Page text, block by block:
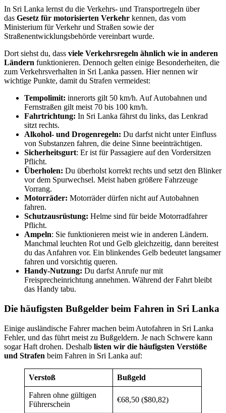
In Sri Lanka lernst du die Verkehrs- und Transportregeln über
das Gesetz für motorisierten Verkehr kennen, das vom
Ministerium für Verkehr und Straßen sowie der
Straßenentwicklungsbehörde vereinbart wurde.
Dort siehst du, dass viele Verkehrsregeln ähnlich wie in anderen
Ländern funktionieren. Dennoch gelten einige Besonderheiten, die
zum Verkehrsverhalten in Sri Lanka passen. Hier nennen wir
wichtige Punkte, damit du Strafen vermeidest:
Tempolimit: innerorts gilt 50 km/h. Auf Autobahnen und
Fernstraßen gilt meist 70 bis 100 km/h.
Fahrtrichtung: In Sri Lanka fährst du links, das Lenkrad
sitzt rechts.
Alkohol- und Drogenregeln: Du darfst nicht unter Einfluss
von Substanzen fahren, die deine Sinne beeinträchtigen.
Sicherheitsgurt: Er ist für Passagiere auf den Vordersitzen
Pflicht.
Überholen: Du überholst korrekt rechts und setzt den Blinker
vor dem Spurwechsel. Meist haben größere Fahrzeuge
Vorrang.
Motorräder: Motorräder dürfen nicht auf Autobahnen
fahren.
Schutzausrüstung: Helme sind für beide Motorradfahrer
Pflicht.
Ampeln: Sie funktionieren meist wie in anderen Ländern.
Manchmal leuchten Rot und Gelb gleichzeitig, dann bereitest
du das Anfahren vor. Ein blinkendes Gelb bedeutet langsamer
fahren und vorsichtig queren.
Handy-Nutzung: Du darfst Anrufe nur mit
Freisprecheinrichtung annehmen. Während der Fahrt bleibt
das Handy tabu.
Die häufigsten Bußgelder beim Fahren in Sri Lanka
Einige ausländische Fahrer machen beim Autofahren in Sri Lanka
Fehler, und das führt meist zu Bußgeldern. Je nach Schwere kann
sogar Haft drohen. Deshalb listen wir die häufigsten Verstöße
und Strafen beim Fahren in Sri Lanka auf:
Verstoß Bußgeld
Fahren ohne gültigen
Führerschein
€68,50 ($80,82)